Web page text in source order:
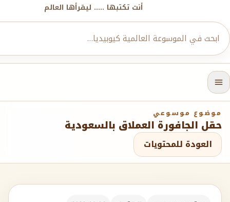
أنت تكتبها ..... ليقرأها العالم
موضوع موسوعي
حقل الجافورة العملاق بالسعودية
العودة للمحتويات